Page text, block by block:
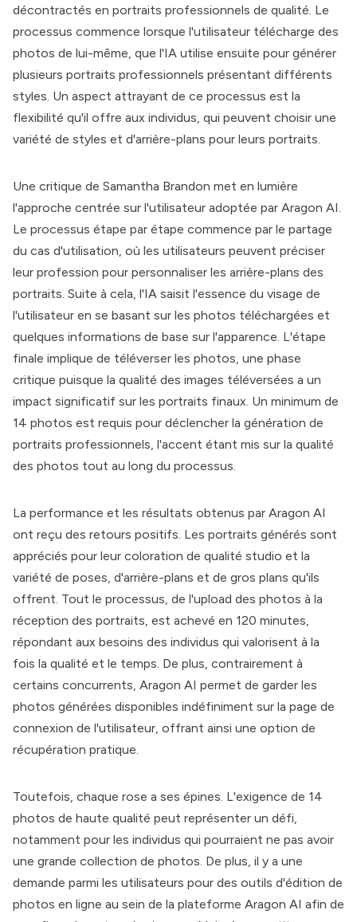
décontractés en portraits professionnels de qualité. Le
processus commence lorsque l'utilisateur télécharge des
photos de lui-même, que l'IA utilise ensuite pour générer
plusieurs portraits professionnels présentant différents
styles. Un aspect attrayant de ce processus est la
flexibilité qu'il offre aux individus, qui peuvent choisir une
variété de styles et d'arrière-plans pour leurs portraits.
Une critique de Samantha Brandon met en lumière
l'approche centrée sur l'utilisateur adoptée par Aragon AI.
Le processus étape par étape commence par le partage
du cas d'utilisation, où les utilisateurs peuvent préciser
leur profession pour personnaliser les arrière-plans des
portraits. Suite à cela, l'IA saisit l'essence du visage de
l'utilisateur en se basant sur les photos téléchargées et
quelques informations de base sur l'apparence. L'étape
finale implique de téléverser les photos, une phase
critique puisque la qualité des images téléversées a un
impact significatif sur les portraits finaux. Un minimum de
14 photos est requis pour déclencher la génération de
portraits professionnels, l'accent étant mis sur la qualité
des photos tout au long du processus.
La performance et les résultats obtenus par Aragon AI
ont reçu des retours positifs. Les portraits générés sont
appréciés pour leur coloration de qualité studio et la
variété de poses, d'arrière-plans et de gros plans qu'ils
offrent. Tout le processus, de l'upload des photos à la
réception des portraits, est achevé en 120 minutes,
répondant aux besoins des individus qui valorisent à la
fois la qualité et le temps. De plus, contrairement à
certains concurrents, Aragon AI permet de garder les
photos générées disponibles indéfiniment sur la page de
connexion de l'utilisateur, offrant ainsi une option de
récupération pratique.
Toutefois, chaque rose a ses épines. L'exigence de 14
photos de haute qualité peut représenter un défi,
notamment pour les individus qui pourraient ne pas avoir
une grande collection de photos. De plus, il y a une
demande parmi les utilisateurs pour des outils d'édition de
photos en ligne au sein de la plateforme Aragon AI afin de